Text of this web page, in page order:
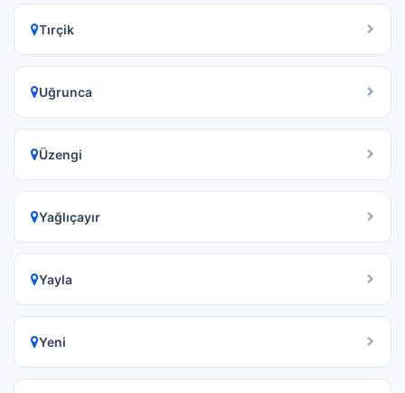
Tırçik
Uğrunca
Üzengi
Yağlıçayır
Yayla
Yeni